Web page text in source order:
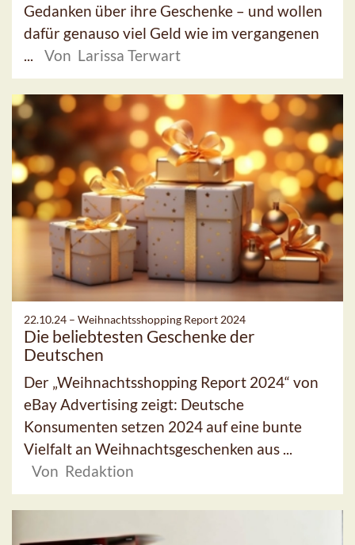
Gedanken über ihre Geschenke – und wollen
dafür genauso viel Geld wie im vergangenen
Von Larissa Terwart
22.10.24 – Weihnachtsshopping Report 2024
Die beliebtesten Geschenke der
Deutschen
Der „Weihnachtsshopping Report 2024“ von
eBay Advertising zeigt: Deutsche
Konsumenten setzen 2024 auf eine bunte
Vielfalt an Weihnachtsgeschenken aus ...
Von Redaktion